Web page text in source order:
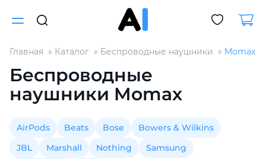
Главная Каталог Беспроводные наушники Momax
Беспроводные
наушники Momax
AirPods Beats Bose
Bowers & Wilkins
JBL
Marshall Nothing
Samsung
Для клиентов всех банков
Разбейте
без переплат